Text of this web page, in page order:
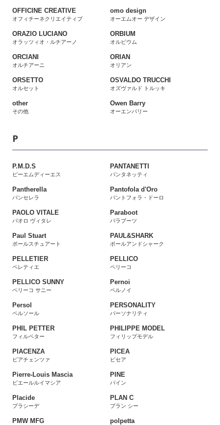
OFFICINE CREATIVE
オフィチーネクリエイティブ
omo design
オーエムオー デザイン
ORAZIO LUCIANO
オラッツィオ・ルチアーノ
ORBIUM
オルビウム
ORCIANI
オルチアーニ
ORIAN
オリアン
ORSETTO
オルセット
OSVALDO TRUCCHI
オズヴァルド トルッキ
other
その他
Owen Barry
オーエンバリー
P
P.M.D.S
ピーエムディーエス
PANTANETTI
パンタネッティ
Pantherella
パンセレラ
Pantofola d'Oro
パントフォラ・ドーロ
PAOLO VITALE
パオロ ヴィタレ
Paraboot
パラブーツ
Paul Stuart
ポールスチュアート
PAUL&SHARK
ポールアンドシャーク
PELLETIER
ペレティエ
PELLICO
ペリーコ
PELLICO SUNNY
ペリーコ サニー
Pernoi
ペルノイ
Persol
ペルソール
PERSONALITY
パーソナリティ
PHIL PETTER
フィルペター
PHILIPPE MODEL
フィリップモデル
PIACENZA
ピアチェンツァ
PICEA
ピセア
Pierre-Louis Mascia
ピエールルイマシア
PINE
パイン
Placide
プラシーデ
PLAN C
プラン シー
PMW MFG polpetta